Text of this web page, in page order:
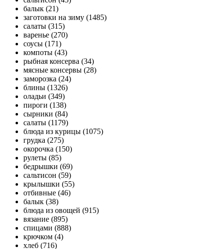
балык (21)
заготовки на зиму (1485)
салаты (315)
варенье (270)
соусы (171)
компоты (43)
рыбная консерва (34)
мясные консервы (28)
заморозка (24)
блины (1326)
оладьи (349)
пироги (138)
сырники (84)
салаты (1179)
блюда из курицы (1075)
грудка (275)
окорочка (150)
рулеты (85)
бедрышки (69)
сальтисон (59)
крылышки (55)
отбивные (46)
балык (38)
блюда из овощей (915)
вязание (895)
спицами (888)
крючком (4)
хлеб (716)